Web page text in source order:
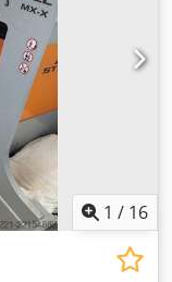
1 / 16